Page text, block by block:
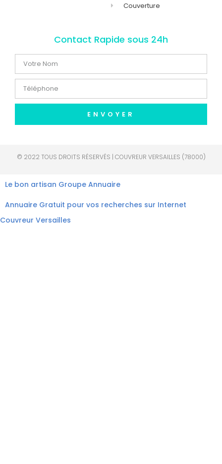
Couverture
Contact Rapide sous 24h
ENVOYER
© 2022 TOUS DROITS RÉSERVÉS | COUVREUR VERSAILLES (78000)
Le bon artisan Groupe Annuaire
Annuaire Gratuit pour vos recherches sur Internet
Couvreur Versailles